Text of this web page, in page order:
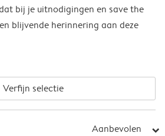
bij je uitnodigingen en save the
blijvende herinnering aan deze
Verfijn selectie
Aanbevolen arrow_right